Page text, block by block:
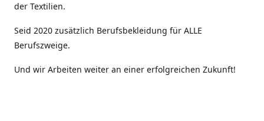
der Textilien.
Seid 2020 zusätzlich Berufsbekleidung für ALLE
Berufszweige.
Und wir Arbeiten weiter an einer erfolgreichen Zukunft!